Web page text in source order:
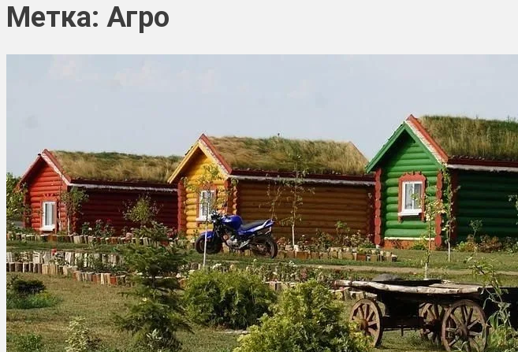
Метка: Агро